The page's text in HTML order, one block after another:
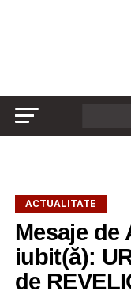
ACTUALITATE
Mesaje de
iubit(ă):
de